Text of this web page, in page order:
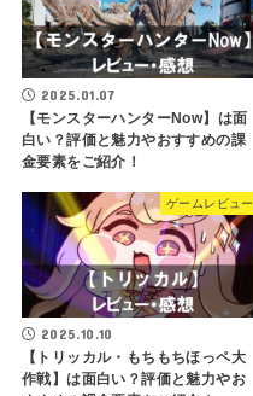
2025.01.07
【モンスターハンターNow】は面
白い？評価と魅力やおすすめの課
金要素をご紹介！
ゲームレビュー
2025.10.10
【トリッカル・もちもちほっペ大
作戦】は面白い？評価と魅力やお